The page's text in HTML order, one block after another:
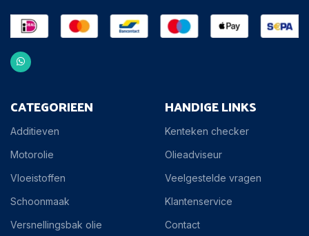
CATEGORIEEN
Additieven
Motorolie
Vloeistoffen
Schoonmaak
Versnellingsbak olie
HANDIGE LINKS
Kenteken checker
Olieadviseur
Veelgestelde vragen
Klantenservice
Contact